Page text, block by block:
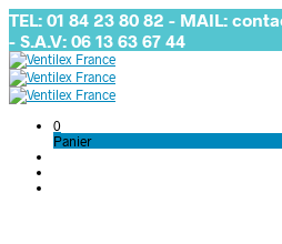
TEL: 01 84 23 80 82 - MAIL:
- S.A.V: 06 13 63 67 44
0
Panier